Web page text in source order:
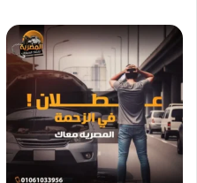
علي جميع خدماتانقاذ السيارات
ونش انقاذ المصريةلدينا دائما
سيارتك ونقلك الي اقرب مركز
الان ولا تترددونش انقاذالمصرية
اتصل بنا عليرقم ونش انقاذ